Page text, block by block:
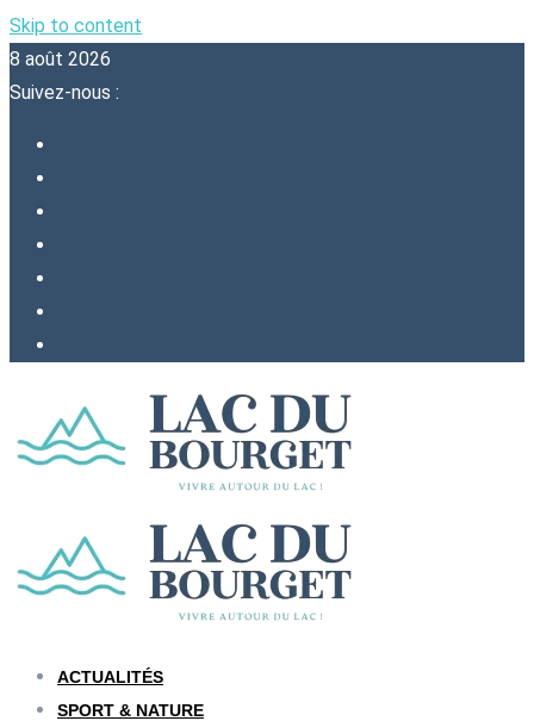
Skip to content
8 août 2026
Suivez-nous :
ACTUALITÉS
SPORT & NATURE